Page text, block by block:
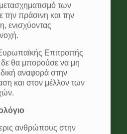
των
την πράσινη και την
ενισχύοντας
Επιτροπής
θα μπορούσε να μη
αναφορά στην
και στον μέλλον των
ανθρώπους στην